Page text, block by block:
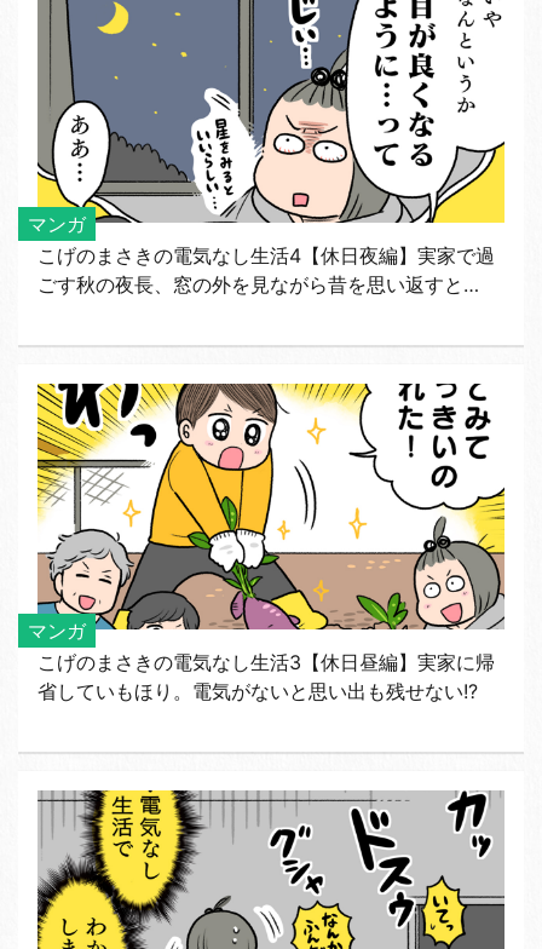
マンガ
こげのまさきの電気なし生活4【休日夜編】実家で過
ごす秋の夜長、窓の外を見ながら昔を思い返すと…
マンガ
こげのまさきの電気なし生活3【休日昼編】実家に帰
省していもほり。電気がないと思い出も残せない!?